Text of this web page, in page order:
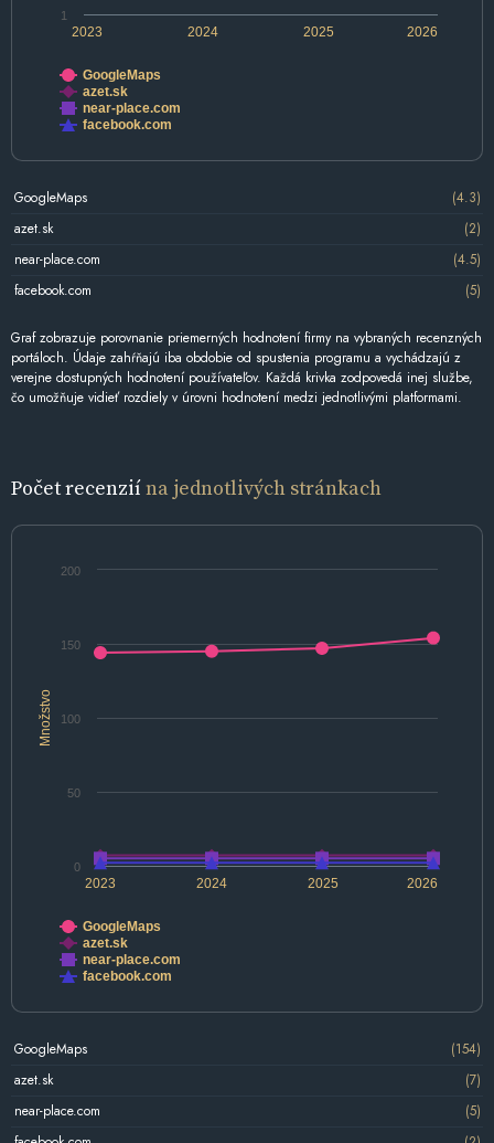
2024 2026
2023 2025
1
GoogleMaps
azet.sk
near-place.com
facebook.com
GoogleMaps
(4.3)
azet.sk
(2)
near-place.com
(4.5)
facebook.com
(5)
Graf zobrazuje porovnanie priemerných hodnotení firmy na vybraných recenzných
portáloch. Údaje zahŕňajú iba obdobie od spustenia programu a vychádzajú z
verejne dostupných hodnotení používateľov. Každá krivka zodpovedá inej službe,
čo umožňuje vidieť rozdiely v úrovni hodnotení medzi jednotlivými platformami.
Počet recenziína jednotlivých stránkach
Množstvo
2024 2026
2023 2025
0
50
100
150
200
GoogleMaps
azet.sk
near-place.com
facebook.com
GoogleMaps
(154)
azet.sk
(7)
near-place.com
(5)